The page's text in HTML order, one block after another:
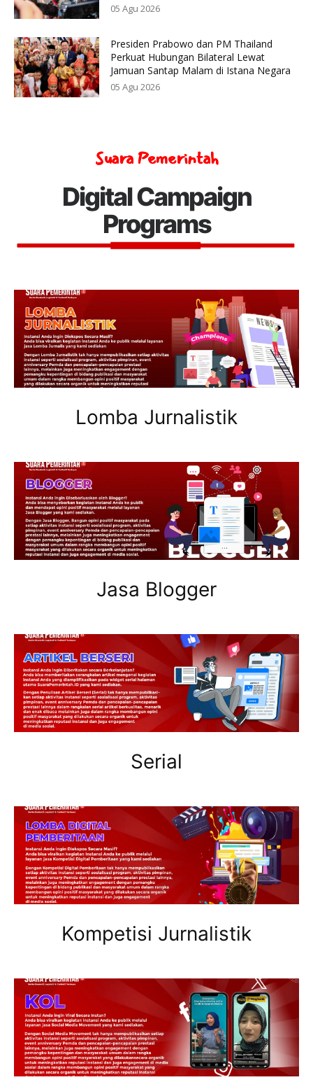
05 Agu 2026
Presiden Prabowo dan PM Thailand
Perkuat Hubungan Bilateral Lewat
Jamuan Santap Malam di Istana Negara
05 Agu 2026
Suara Pemerintah
Digital Campaign
Programs
Lomba Jurnalistik
Jasa Blogger
Serial
Kompetisi Jurnalistik